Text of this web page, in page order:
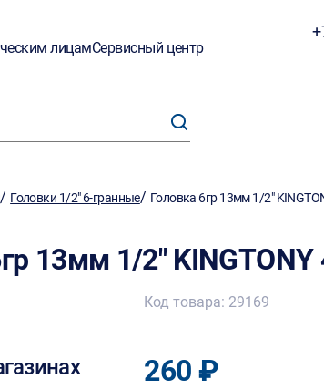
лицамСервисный центр
/ Головки 1/2" 6-гранные/ Головка 6гр 13мм 1/2"
13мм 1/2" KINGTONY
Код товара: 29169
260 ₽